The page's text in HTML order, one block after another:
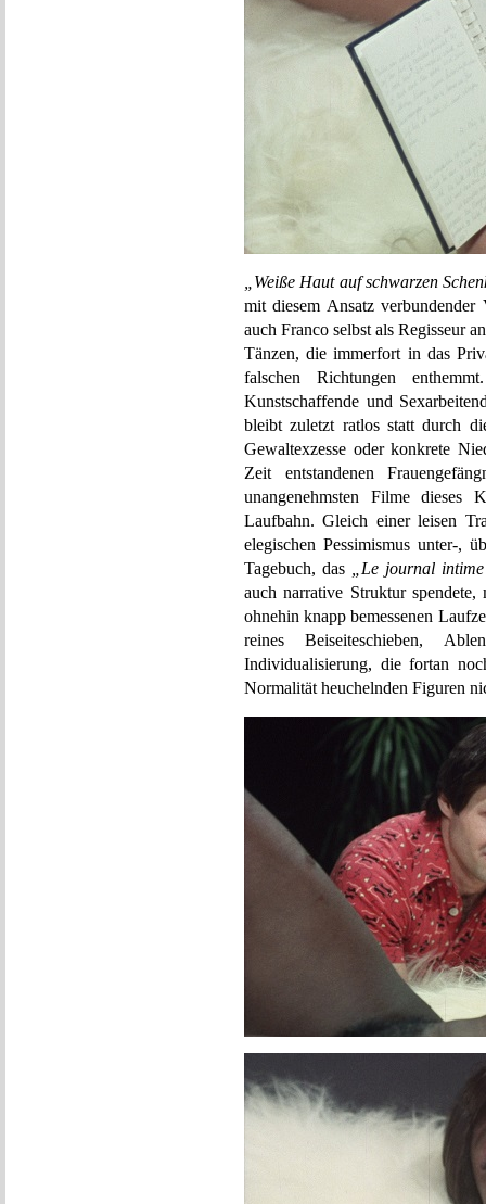
„Weiße Haut auf schwarzen
mit diesem Ansatz
auch Franco selbst als Regisseur
Tänzen, die immerfort in das
falschen Richtungen
Kunstschaffende und
bleibt zuletzt ratlos statt durch
Gewaltexzesse oder konkrete
Zeit entstandenen
unangenehmsten Filme dieses
Laufbahn. Gleich einer leisen
elegischen Pessimismus unter-,
Tagebuch, das
„Le journal
auch narrative Struktur
ohnehin knapp bemessenen
reines Beiseiteschieben,
Individualisierung, die fortan
Normalität heuchelnden Figuren